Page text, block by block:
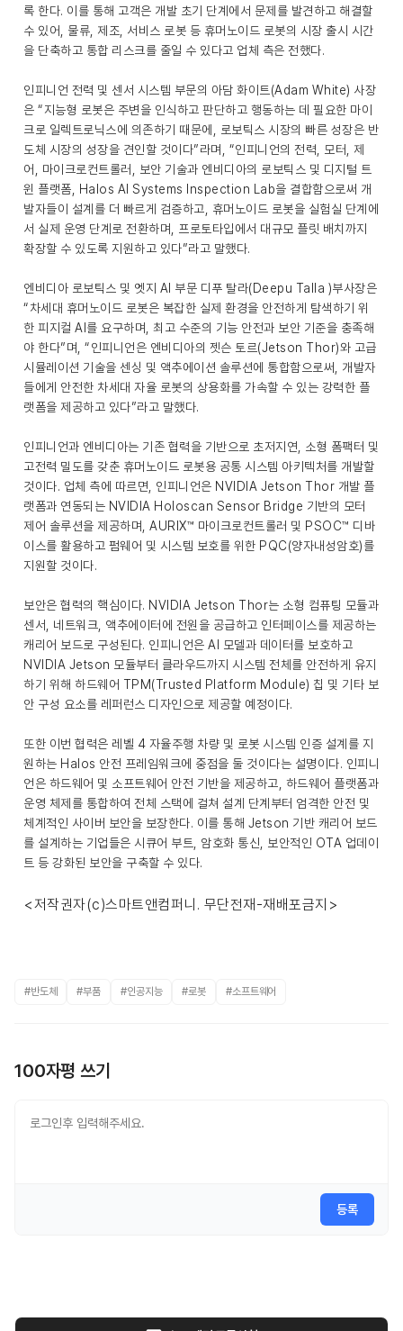
록 한다. 이를 통해 고객은 개발 초기 단계에서 문제를 발견하고 해결할
수 있어, 물류, 제조, 서비스 로봇 등 휴머노이드 로봇의 시장 출시 시간
을 단축하고 통합 리스크를 줄일 수 있다고 업체 측은 전했다.
인피니언 전력 및 센서 시스템 부문의 아담 화이트(Adam White) 사장
은 “지능형 로봇은 주변을 인식하고 판단하고 행동하는 데 필요한 마이
크로 일렉트로닉스에 의존하기 때문에, 로보틱스 시장의 빠른 성장은 반
도체 시장의 성장을 견인할 것이다”라며, “인피니언의 전력, 모터, 제
어, 마이크로컨트롤러, 보안 기술과 엔비디아의 로보틱스 및 디지털 트
윈 플랫폼, Halos AI Systems Inspection Lab을 결합함으로써 개
발자들이 설계를 더 빠르게 검증하고, 휴머노이드 로봇을 실험실 단계에
서 실제 운영 단계로 전환하며, 프로토타입에서 대규모 플릿 배치까지
확장할 수 있도록 지원하고 있다”라고 말했다.
엔비디아 로보틱스 및 엣지 AI 부문 디푸 탈라(Deepu Talla )부사장은
“차세대 휴머노이드 로봇은 복잡한 실제 환경을 안전하게 탐색하기 위
한 피지컬 AI를 요구하며, 최고 수준의 기능 안전과 보안 기준을 충족해
야 한다”며, “인피니언은 엔비디아의 젯슨 토르(Jetson Thor)와 고급
시뮬레이션 기술을 센싱 및 액추에이션 솔루션에 통합함으로써, 개발자
들에게 안전한 차세대 자율 로봇의 상용화를 가속할 수 있는 강력한 플
랫폼을 제공하고 있다”라고 말했다.
인피니언과 엔비디아는 기존 협력을 기반으로 초저지연, 소형 폼팩터 및
고전력 밀도를 갖춘 휴머노이드 로봇용 공통 시스템 아키텍처를 개발할
것이다. 업체 측에 따르면, 인피니언은 NVIDIA Jetson Thor 개발 플
랫폼과 연동되는 NVIDIA Holoscan Sensor Bridge 기반의 모터
제어 솔루션을 제공하며, AURIX™ 마이크로컨트롤러 및 PSOC™ 디바
이스를 활용하고 펌웨어 및 시스템 보호를 위한 PQC(양자내성암호)를
지원할 것이다.
보안은 협력의 핵심이다. NVIDIA Jetson Thor는 소형 컴퓨팅 모듈과
센서, 네트워크, 액추에이터에 전원을 공급하고 인터페이스를 제공하는
캐리어 보드로 구성된다. 인피니언은 AI 모델과 데이터를 보호하고
NVIDIA Jetson 모듈부터 클라우드까지 시스템 전체를 안전하게 유지
하기 위해 하드웨어 TPM(Trusted Platform Module) 칩 및 기타 보
안 구성 요소를 레퍼런스 디자인으로 제공할 예정이다.
또한 이번 협력은 레벨 4 자율주행 차량 및 로봇 시스템 인증 설계를 지
원하는 Halos 안전 프레임워크에 중점을 둘 것이다는 설명이다. 인피니
언은 하드웨어 및 소프트웨어 안전 기반을 제공하고, 하드웨어 플랫폼과
운영 체제를 통합하여 전체 스택에 걸쳐 설계 단계부터 엄격한 안전 및
체계적인 사이버 보안을 보장한다. 이를 통해 Jetson 기반 캐리어 보드
를 설계하는 기업들은 시큐어 부트, 암호화 통신, 보안적인 OTA 업데이
트 등 강화된 보안을 구축할 수 있다.
<저작권자(c)스마트앤컴퍼니. 무단전재-재배포금지>
#반도체 #부품 #인공지능 #로봇 #소프트웨어
100자평 쓰기
등록